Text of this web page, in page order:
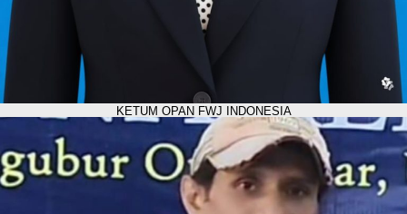
KETUM OPAN FWJ INDONESIA